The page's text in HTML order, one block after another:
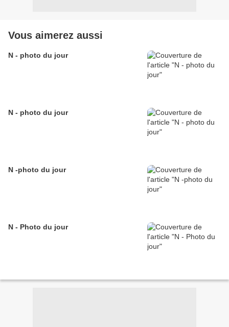
Vous aimerez aussi
N - photo du jour
N - photo du jour
N -photo du jour
N - Photo du jour